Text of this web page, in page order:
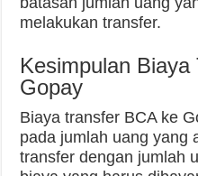
melakukan transfer.
Kesimpulan
Gopay
Biaya transfer BCA ke
pada jumlah uang yang
transfer dengan jumlah